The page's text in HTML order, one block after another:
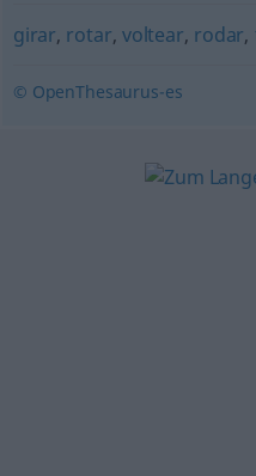
girar, rotar, voltear, rodar,
© OpenThesaurus-es